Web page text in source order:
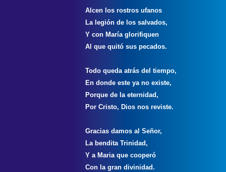
Alcen los rostros ufanos
La legión de los salvados,
Y con María glorifiquen
Al que quitó sus pecados.
Todo queda atrás del tiempo,
En donde este ya no existe,
Porque de la eternidad,
Por Cristo, Dios nos reviste.
Gracias damos al Señor,
La bendita Trinidad,
Y a Maria que cooperó
Con la gran divinidad.